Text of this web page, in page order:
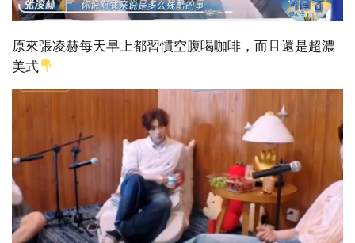
原來張凌赫每天早上都習慣空腹喝咖啡，而且還是超濃
美式